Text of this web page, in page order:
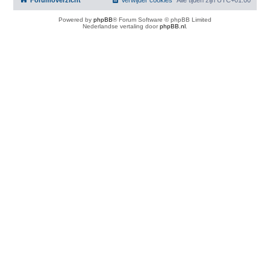
Powered by phpBB® Forum Software © phpBB Limited
Nederlandse vertaling doorphpBB.nl